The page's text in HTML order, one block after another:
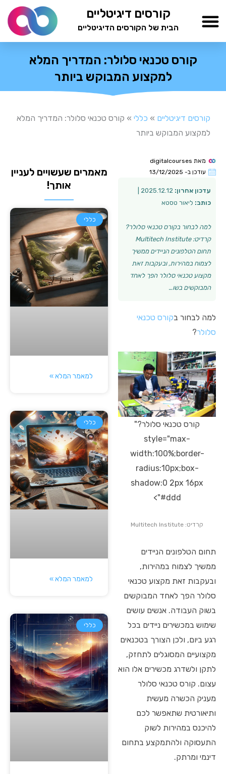
לתוכן
קורסים דיגיטליים
הבית של הקורסים הדיגיטליים
קורס טכנאי סלולר: המדריך המלא
למקצוע המבוקש ביותר
קורסים דיגיטליים » כללי » קורס טכנאי סלולר: המדריך המלא
למקצוע המבוקש ביותר
מאת
עודכן ב- 13/12/2025
עדכון אחרון:
כותב: ליאור טסטא
למה לבחור בקורס טכנאי סלולר?
קרדיט: Multitech Institute
תחום הטלפונים הניידים ממשיך
לצמוח במהירות, ובעקבות זאת
מקצוע טכנאי סלולר הפך לאחד
המבוקשים בשו…
למה לבחור בקורס טכנאי
סלולר?
קורס טכנאי סלולר?"
style="max-
width:100%;border-
radius:10px;box-
shadow:0 2px 16px
#ddd">
קרדיט: Multitech Institute
תחום הטלפונים הניידים
ממשיך לצמוח במהירות,
ובעקבות זאת מקצוע טכנאי
סלולר הפך לאחד המבוקשים
בשוק העבודה. אנשים עושים
שימוש במכשירים ניידים בכל
רגע ביום, ולכן הצורך בטכנאים
מקצועיים המסוגלים לתחזק,
לתקן ולשדרג מכשירים אלו הוא
עצום. קורס טכנאי סלולר
מעניק הכשרה מעשית
ותיאורטית שתאפשר לכם
להיכנס במהירות לשוק
התעסוקה ולהתמקצע בתחום
דינמי ומרתק.
מאמרים שעשויים לעניין
אותך!
כללי
למאמר המלא »
כללי
למאמר המלא »
כללי